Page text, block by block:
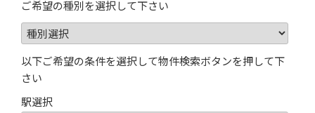
ご希望の種別を選択して下さい
以下ご希望の条件を選択して物件検索ボタンを押して下
さい
駅選択